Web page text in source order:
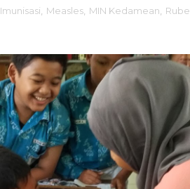
Imunisasi Measles MIN Kedamean